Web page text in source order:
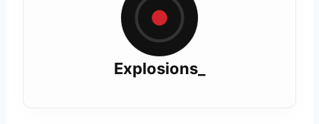
Explosions_